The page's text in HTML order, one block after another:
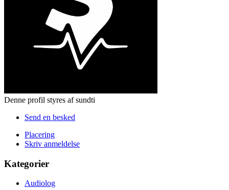
Denne profil styres af sundti
Send en besked
Placering
Skriv anmeldelse
Kategorier
Audiolog